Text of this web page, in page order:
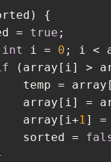
{
=
true ;
int i = 0 ; i <
(array[i] >
temp =
array[i] =
array[i+
1] =
sorted =